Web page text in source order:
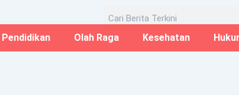
Pendidikan Olah Raga Kesehatan